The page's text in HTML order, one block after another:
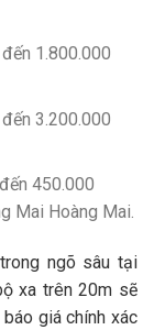
1.800.000
3.200.000
450.000
Mai Hoàng Mai.
ngõ sâu tại
xa trên 20m sẽ
giá chính xác